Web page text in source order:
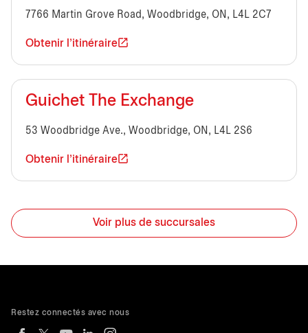
7766 Martin Grove Road, Woodbridge, ON, L4L 2C7
Obtenir l'itinéraire
Guichet The Exchange
53 Woodbridge Ave., Woodbridge, ON, L4L 2S6
Obtenir l'itinéraire
Voir plus de succursales
Restez connectés avec nous